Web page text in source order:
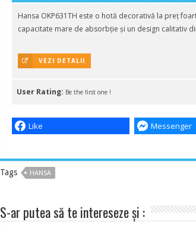
Hansa OKP631TH este o hotă decorativă la preț
capacitate mare de absorbție și un design calitativ
VEZI DETALII
User Rating: Be the first one !
Like Messenger
Tags HANSA
S-ar putea să te intereseze și :